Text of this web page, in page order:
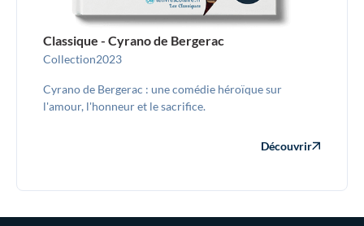
Classique - Cyrano de Bergerac
Collection2023
Cyrano de Bergerac : une comédie héroïque sur
l'amour, l'honneur et le sacrifice.
Découvrir